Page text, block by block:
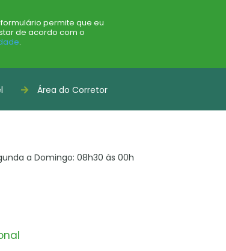
permite que eu
de acordo com o
.
Área do Corretor
a Domingo: 08h30 às 00h